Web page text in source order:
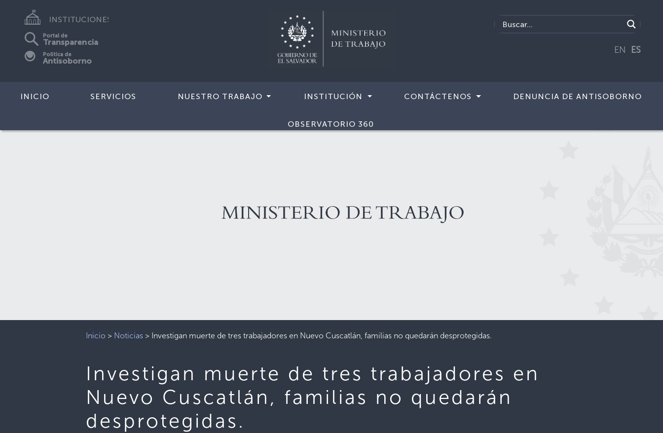
INSTITUCIONES
Portal de
Transparencia
Política de
Antisoborno
EN ES
INICIO SERVICIOS NUESTRO TRABAJO INSTITUCIÓN CONTÁCTENOS DENUNCIA DE ANTISOBORNO
OBSERVATORIO 360
Inicio > Noticias > Investigan muerte de tres trabajadores en Nuevo Cuscatlán, familias no quedarán desprotegidas.
Investigan muerte de tres trabajadores en
Nuevo Cuscatlán, familias no quedarán
desprotegidas.